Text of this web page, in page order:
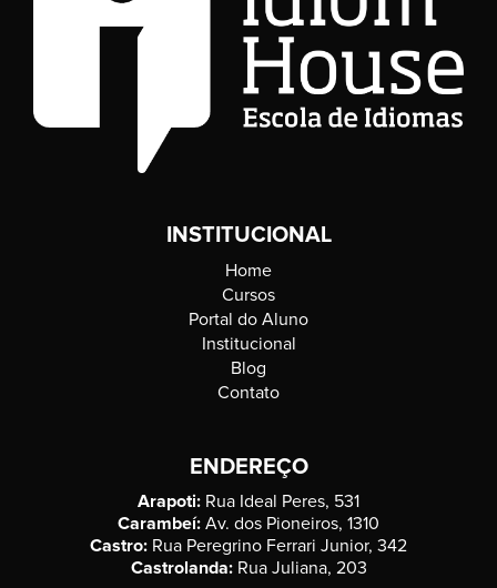
INSTITUCIONAL
Home
Cursos
Portal do Aluno
Institucional
Blog
Contato
ENDEREÇO
Arapoti: Rua Ideal Peres, 531
Carambeí: Av. dos Pioneiros, 1310
Castro: Rua Peregrino Ferrari Junior, 342
Castrolanda: Rua Juliana, 203